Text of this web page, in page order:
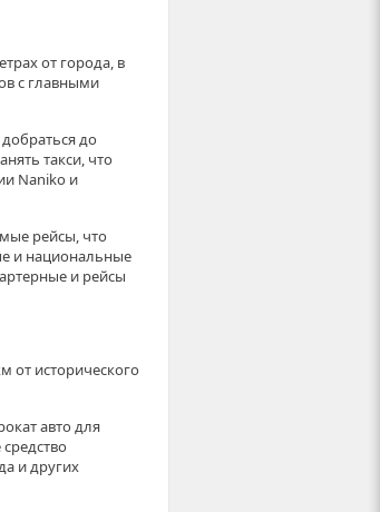
от города, в
с главными
до
такси, что
Naniko и
рейсы, что
и национальные
и рейсы
от исторического
авто для
и других